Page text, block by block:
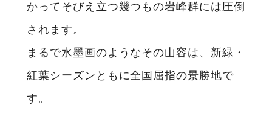
かってそびえ立つ幾つもの岩峰群には圧倒
されます。
まるで水墨画のようなその山容は、新緑・
紅葉シーズンともに全国屈指の景勝地で
す。